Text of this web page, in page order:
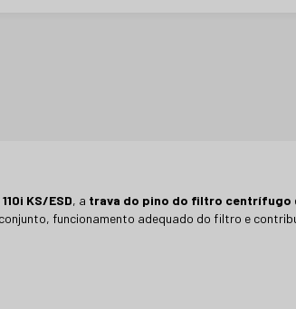
KS/ESD, a trava do pino do filtro centrífugo
funcionamento adequado do filtro e